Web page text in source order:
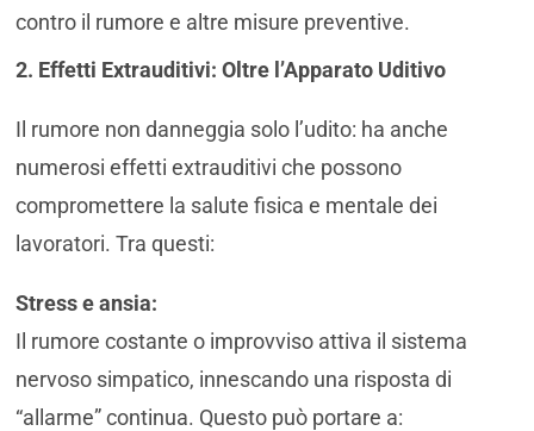
contro il rumore e altre misure preventive.
2. Effetti Extrauditivi: Oltre l’Apparato Uditivo
Il rumore non danneggia solo l’udito: ha anche
numerosi effetti extrauditivi che possono
compromettere la salute fisica e mentale dei
lavoratori. Tra questi:
Stress e ansia:
Il rumore costante o improvviso attiva il sistema
nervoso simpatico, innescando una risposta di
“allarme” continua. Questo può portare a: